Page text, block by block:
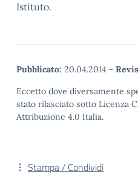
Istituto.
Pubblicato: 20.04.2014 -
Eccetto dove diversamente
stato rilasciato sotto Licenza
Attribuzione 4.0 Italia.
Stampa / Condividi